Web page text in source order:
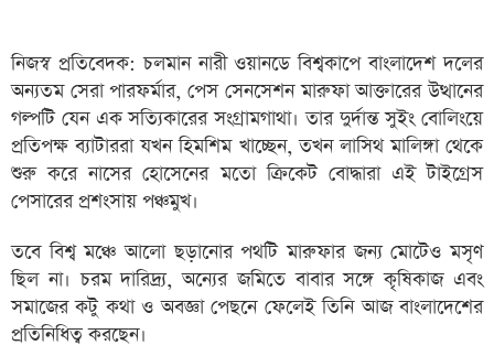
নিজস্ব প্রতিবেদক: চলমান নারী ওয়ানডে বিশ্বকাপে বাংলাদেশ দলের
অন্যতম সেরা পারফর্মার, পেস সেনসেশন মারুফা আক্তারের উত্থানের
গল্পটি যেন এক সত্যিকারের সংগ্রামগাথা। তার দুর্দান্ত সুইং বোলিংয়ে
প্রতিপক্ষ ব্যাটাররা যখন হিমশিম খাচ্ছেন, তখন লাসিথ মালিঙ্গা থেকে
শুরু করে নাসের হোসেনের মতো ক্রিকেট বোদ্ধারা এই টাইগ্রেস
পেসারের প্রশংসায় পঞ্চমুখ।
তবে বিশ্ব মঞ্চে আলো ছড়ানোর পথটি মারুফার জন্য মোটেও মসৃণ
ছিল না। চরম দারিদ্র্য, অন্যের জমিতে বাবার সঙ্গে কৃষিকাজ এবং
সমাজের কটু কথা ও অবজ্ঞা পেছনে ফেলেই তিনি আজ বাংলাদেশের
প্রতিনিধিত্ব করছেন।